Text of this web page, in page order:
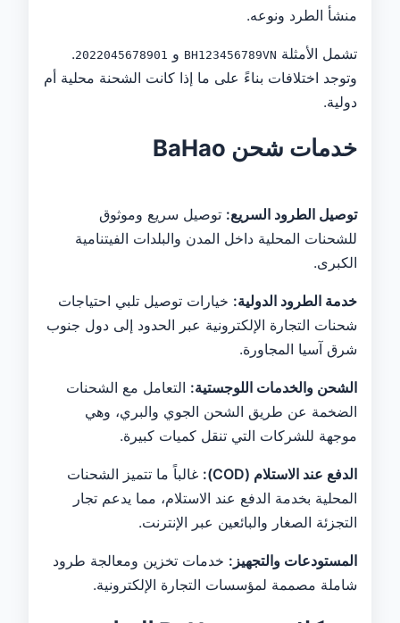
منشأ الطرد ونوعه.
تشمل الأمثلة BH123456789VN و 2022045678901
.
وتوجد اختلافات بناءً على ما إذا كانت الشحنة محلية أم
دولية.
خدمات شحن BaHao
توصيل الطرود السريع: توصيل سريع وموثوق
للشحنات المحلية داخل المدن والبلدات الفيتنامية
الكبرى.
خدمة الطرود الدولية: خيارات توصيل تلبي احتياجات
شحنات التجارة الإلكترونية عبر الحدود إلى دول جنوب
شرق آسيا المجاورة.
الشحن والخدمات اللوجستية: التعامل مع الشحنات
الضخمة عن طريق الشحن الجوي والبري، وهي
موجهة للشركات التي تنقل كميات كبيرة.
الدفع عند الاستلام (COD):
غالباً ما تتميز الشحنات
المحلية بخدمة الدفع عند الاستلام، مما يدعم تجار
التجزئة الصغار والبائعين عبر الإنترنت.
المستودعات والتجهيز: خدمات تخزين ومعالجة طرود
شاملة مصممة لمؤسسات التجارة الإلكترونية.